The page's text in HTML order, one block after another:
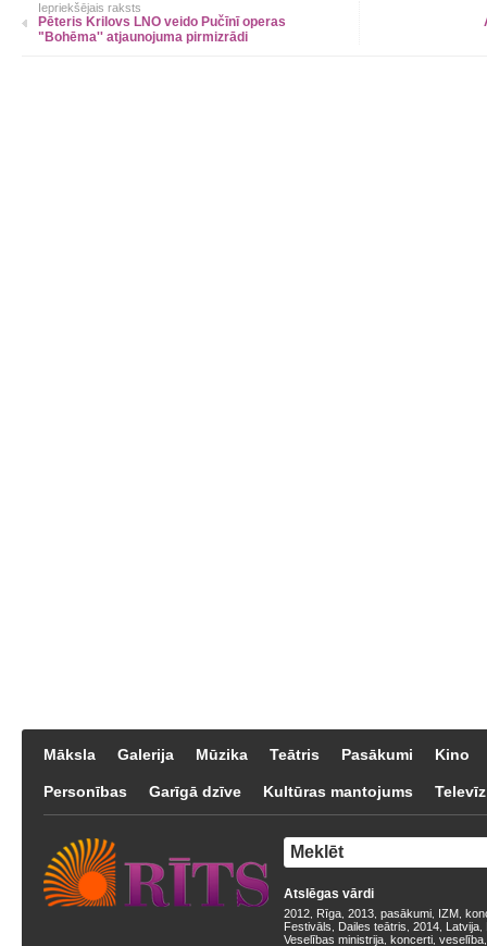
Iepriekšējais raksts
Pēteris Krilovs LNO veido Pučīnī operas
"Bohēma'' atjaunojuma pirmizrādi
Māksla Galerija Mūzika Teātris Pasākumi Kino
Personības Garīgā dzīve Kultūras mantojums
Atslēgas vārdi
2012 Rīga 2013 pasākumi IZM
Festivāls
Dailes teātris 2014 Latvija
Veselības ministrija koncerti veselība